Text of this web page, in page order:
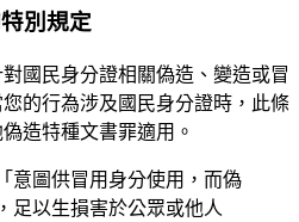
別規定
對國民身分證相關偽造、變造或冒
您的行為涉及國民身分證時，此條
造特種文書罪適用。
意圖供冒用身分使用，而偽
足以生損害於公眾或他人